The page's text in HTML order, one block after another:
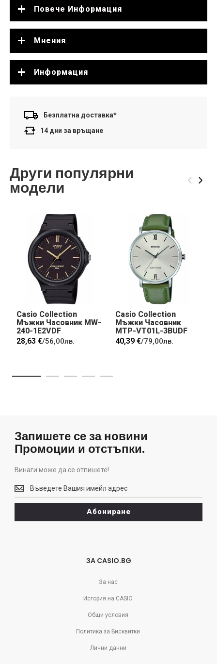
Повече Информация
Мнения
Информация
Безплатна доставка*
14 дни за връщане
Други популярни
модели ‹ ›
Casio Collection
Мъжки Часовник MW-
240-1E2VDF
28,63 €/56,00лв.
Casio Collection
Мъжки Часовник
MTP-VT01L-3BUDF
40,39 €/79,00лв.
Запишете се за новини
Промоции и отстъпки.
Винаги може да се отпишете!
Винаги
може
да
отпишете!
Абониране
ЗА CASIO.BG
За нас
История на CASIO
Общи условия
Политика за Бисквитки
Лични данни